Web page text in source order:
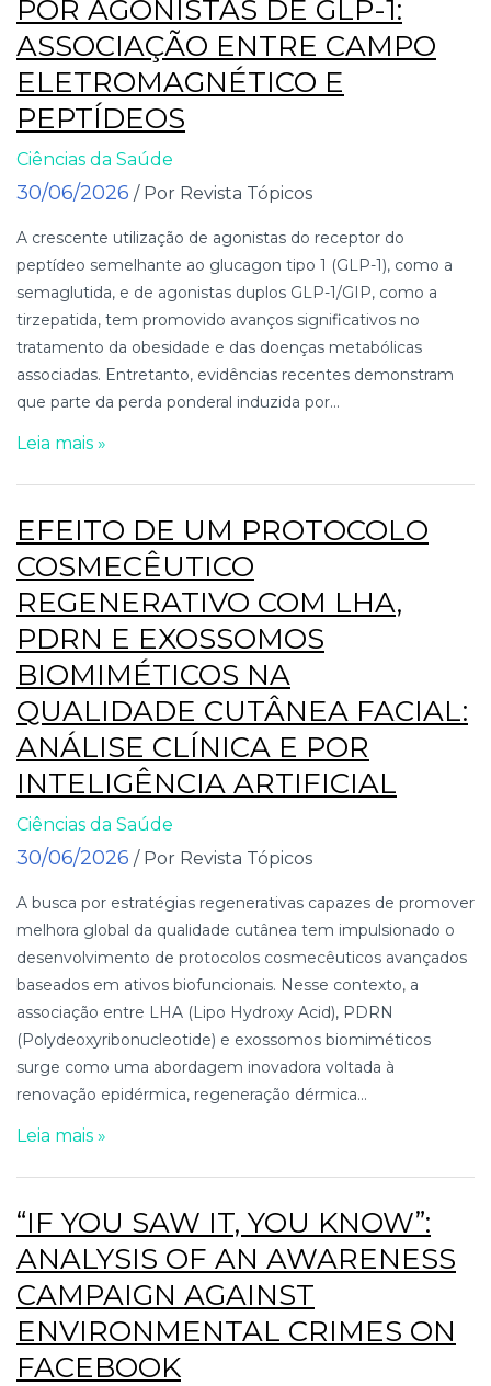
POR AGONISTAS DE GLP-1:
ASSOCIAÇÃO ENTRE CAMPO
ELETROMAGNÉTICO E
PEPTÍDEOS
Ciências da Saúde
30/06/2026 / Por Revista Tópicos
A crescente utilização de agonistas do receptor do
peptídeo semelhante ao glucagon tipo 1 (GLP-1), como a
semaglutida, e de agonistas duplos GLP-1/GIP, como a
tirzepatida, tem promovido avanços significativos no
tratamento da obesidade e das doenças metabólicas
associadas. Entretanto, evidências recentes demonstram
que parte da perda ponderal induzida por...
Leia mais »
EFEITO DE UM PROTOCOLO
COSMECÊUTICO
REGENERATIVO COM LHA,
PDRN E EXOSSOMOS
BIOMIMÉTICOS NA
QUALIDADE CUTÂNEA FACIAL:
ANÁLISE CLÍNICA E POR
INTELIGÊNCIA ARTIFICIAL
Ciências da Saúde
30/06/2026 / Por Revista Tópicos
A busca por estratégias regenerativas capazes de promover
melhora global da qualidade cutânea tem impulsionado o
desenvolvimento de protocolos cosmecêuticos avançados
baseados em ativos biofuncionais. Nesse contexto, a
associação entre LHA (Lipo Hydroxy Acid), PDRN
(Polydeoxyribonucleotide) e exossomos biomiméticos
surge como uma abordagem inovadora voltada à
renovação epidérmica, regeneração dérmica...
Leia mais »
“IF YOU SAW IT, YOU KNOW”:
ANALYSIS OF AN AWARENESS
CAMPAIGN AGAINST
ENVIRONMENTAL CRIMES ON
FACEBOOK